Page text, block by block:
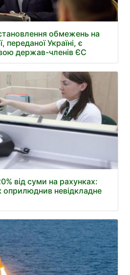
обмежень на
переданої Україні, є
держав-членів ЄС
від суми на рахунках:
оприлюднив невідкладне